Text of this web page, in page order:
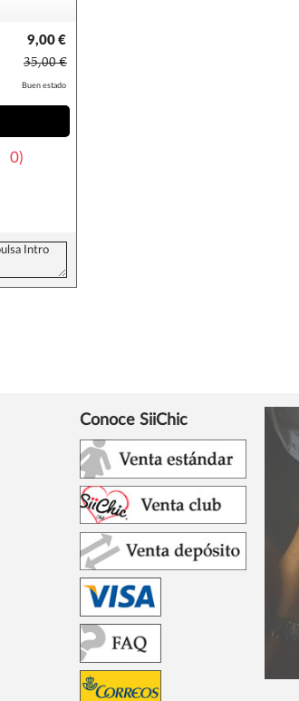
9,00 €
35,00 €
Buen estado
0)
Conoce SiiChic